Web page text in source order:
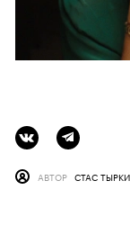
АВТОР СТАС